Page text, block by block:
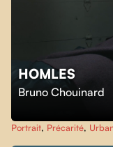
HOMLES
Bruno Chouinard
Portrait, Précarité,